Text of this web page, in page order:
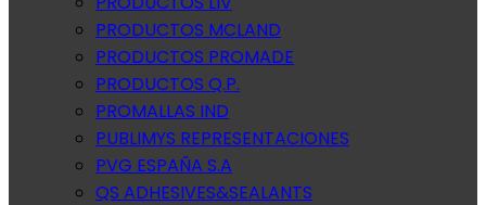
PRODUCTOS MCLAND
PRODUCTOS PROMADE
PRODUCTOS Q.P.
PROMALLAS IND
PUBLIMYS REPRESENTACIONES
PVG ESPAÑA S.A
QS ADHESIVES&SEALANTS